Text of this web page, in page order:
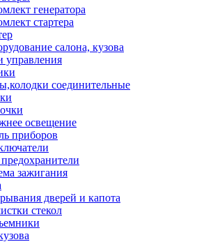
генератора
стартера
салона, кузова
управления
соединительные
освещение
приборов
зажигания
дверей и капота
стекол